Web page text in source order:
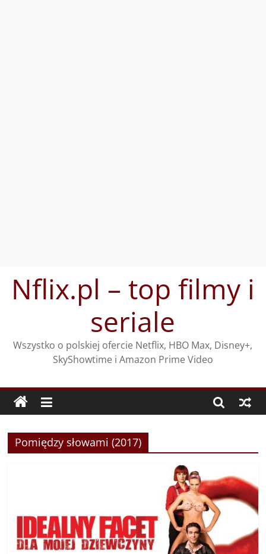
treściNflix.pl – top filmy i
seriale
Wszystko o polskiej ofercie Netflix, HBO Max, Disney+,
SkyShowtime i Amazon Prime Video
Pomiędzy słowami (2017)